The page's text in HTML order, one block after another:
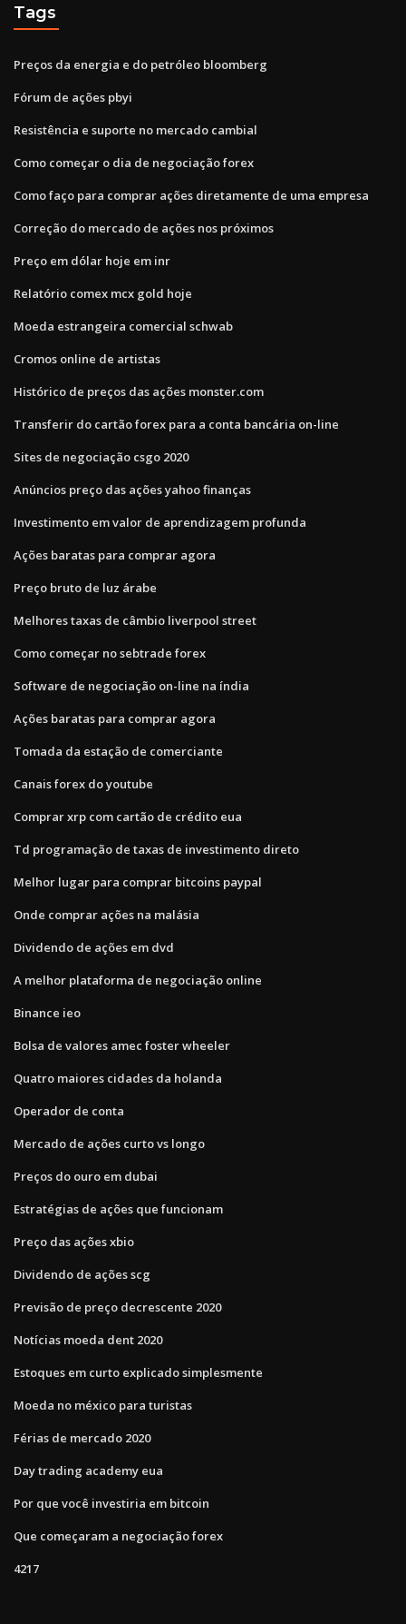
Tags
Preços da energia e do petróleo bloomberg
Fórum de ações pbyi
Resistência e suporte no mercado cambial
Como começar o dia de negociação forex
Como faço para comprar ações diretamente de uma empresa
Correção do mercado de ações nos próximos
Preço em dólar hoje em inr
Relatório comex mcx gold hoje
Moeda estrangeira comercial schwab
Cromos online de artistas
Histórico de preços das ações monster.com
Transferir do cartão forex para a conta bancária on-line
Sites de negociação csgo 2020
Anúncios preço das ações yahoo finanças
Investimento em valor de aprendizagem profunda
Ações baratas para comprar agora
Preço bruto de luz árabe
Melhores taxas de câmbio liverpool street
Como começar no sebtrade forex
Software de negociação on-line na índia
Ações baratas para comprar agora
Tomada da estação de comerciante
Canais forex do youtube
Comprar xrp com cartão de crédito eua
Td programação de taxas de investimento direto
Melhor lugar para comprar bitcoins paypal
Onde comprar ações na malásia
Dividendo de ações em dvd
A melhor plataforma de negociação online
Binance ieo
Bolsa de valores amec foster wheeler
Quatro maiores cidades da holanda
Operador de conta
Mercado de ações curto vs longo
Preços do ouro em dubai
Estratégias de ações que funcionam
Preço das ações xbio
Dividendo de ações scg
Previsão de preço decrescente 2020
Notícias moeda dent 2020
Estoques em curto explicado simplesmente
Moeda no méxico para turistas
Férias de mercado 2020
Day trading academy eua
Por que você investiria em bitcoin
Que começaram a negociação forex
4217